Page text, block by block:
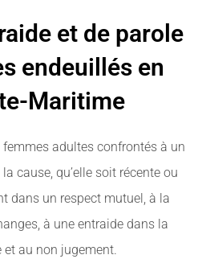
et de parole
endeuillés en
Maritime
adultes confrontés à un
cause, qu’elle soit récente ou
dans un respect mutuel, à la
à une entraide dans la
et au non jugement.